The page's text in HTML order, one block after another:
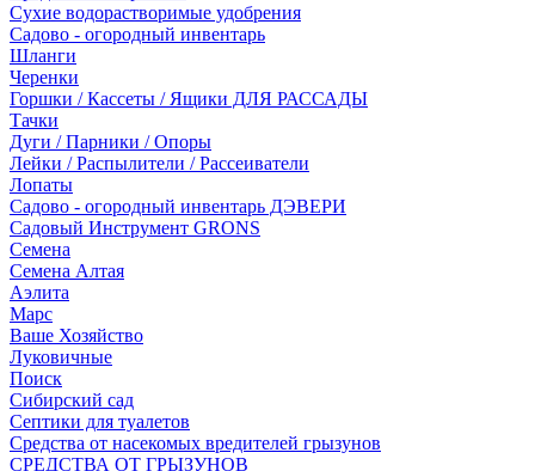
Сухие водорастворимые удобрения
Садово - огородный инвентарь
Шланги
Черенки
Горшки / Кассеты / Ящики ДЛЯ РАССАДЫ
Тачки
Дуги / Парники / Опоры
Лейки / Распылители / Рассеиватели
Лопаты
Садово - огородный инвентарь ДЭВЕРИ
Садовый Инструмент GRONS
Семена
Семена Алтая
Аэлита
Марс
Ваше Хозяйство
Луковичные
Поиск
Сибирский сад
Септики для туалетов
Средства от насекомых вредителей грызунов
СPEДСТВА ОТ ГРЫЗУНОВ